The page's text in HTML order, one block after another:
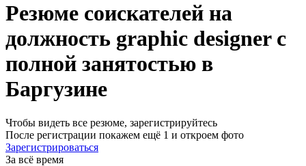
Резюме соискателей на
должность graphic designer с
полной занятостью в
Баргузине
Чтобы видеть все резюме, зарегистрируйтесь
После регистрации покажем ещё 1 и откроем фото
Зарегистрироваться
За всё время